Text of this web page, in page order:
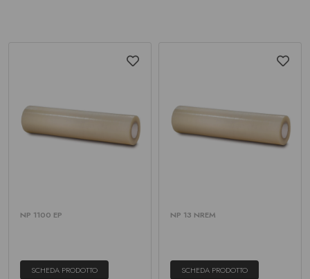
NP 1100 EP
SCHEDA PRODOTTO
NP 13 NREM
SCHEDA PRODOTTO